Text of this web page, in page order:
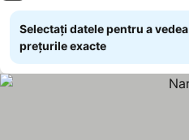
Selectați datele pentru a vedea
prețurile exacte